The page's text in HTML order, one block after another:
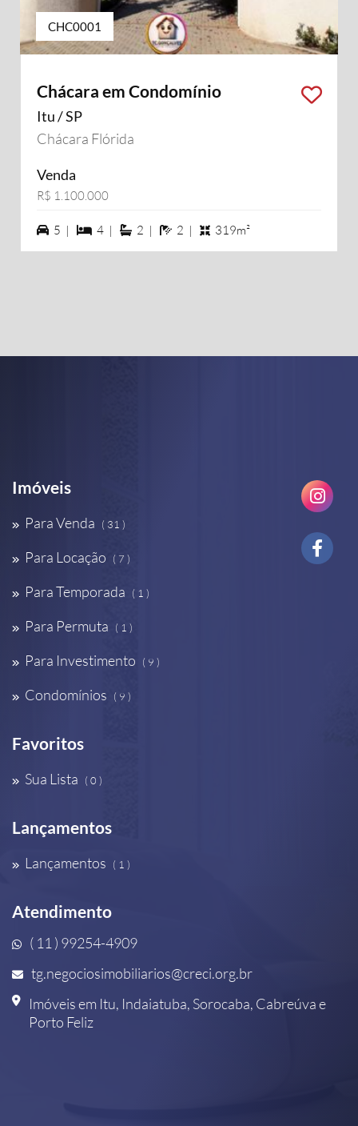
CHC0001
Chácara em Condomínio
Itu / SP
Chácara Flórida
Venda
R$ 1.100.000
5 vagas na garagem
5 | 4 dormiórios
4 | 2 suítes
2 | 2 banheiros
2 | 319m²
Imóveis
Para Venda ( 31 )
Para Locação ( 7 )
Para Temporada ( 1 )
Para Permuta ( 1 )
Para Investimento ( 9 )
Condomínios ( 9 )
Favoritos
Sua Lista ( 0 )
Lançamentos
Lançamentos ( 1 )
Atendimento
( 11 ) 99254-4909
tg.negociosimobiliarios@creci.org.br
Imóveis em Itu, Indaiatuba, Sorocaba, Cabreúva e
Porto Feliz